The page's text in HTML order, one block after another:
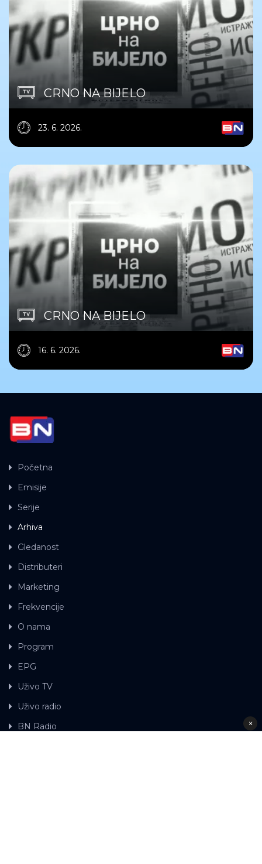
CRNO NA BIJELO
23. 6. 2026.
CRNO NA BIJELO
16. 6. 2026.
Početna
Emisije
Serije
Arhiva
Gledanost
Distributeri
Marketing
Frekvencije
O nama
Program
EPG
Uživo TV
Uživo radio
BN Radio
×